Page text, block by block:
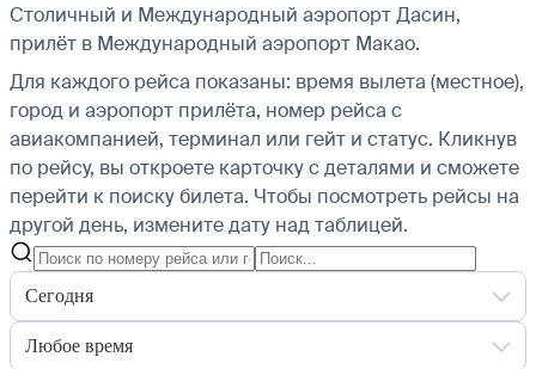
Столичный и Международный аэропорт Дасин,
прилёт в Международный аэропорт Макао.
Для каждого рейса показаны: время вылета (местное),
город и аэропорт прилёта, номер рейса с
авиакомпанией, терминал или гейт и статус. Кликнув
по рейсу, вы откроете карточку с деталями и сможете
перейти к поиску билета. Чтобы посмотреть рейсы на
другой день, измените дату над таблицей.
Сегодня
Любое время